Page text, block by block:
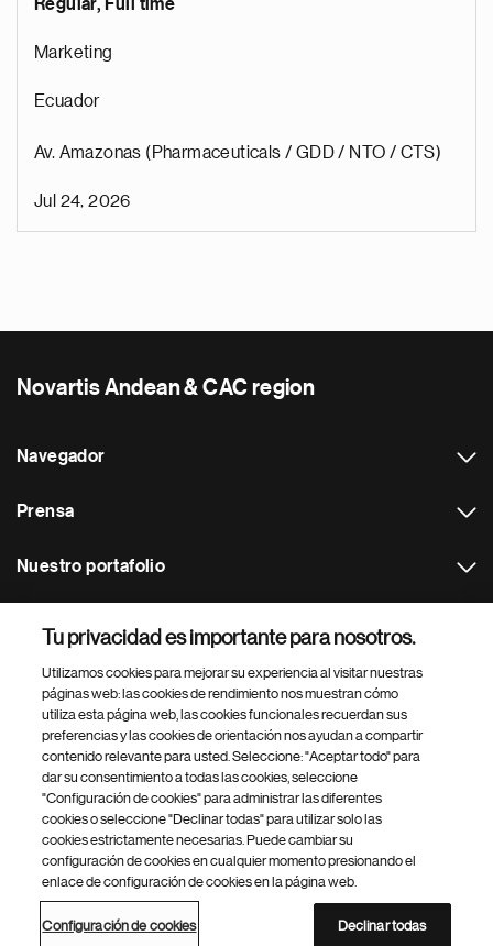
Regular, Full time
Marketing
Ecuador
Av. Amazonas (Pharmaceuticals / GDD / NTO / CTS)
Jul 24, 2026
Novartis Andean & CAC region
Navegador
Prensa
Nuestro portafolio
Footer Site Search
inferior
del
© 2026 Novartis AG
Política de privacidad Términos de uso
Accesibilidad
Configuración de cookies
Mapa del sitio
Tu privacidad es importante para nosotros.
Utilizamos cookies para mejorar su experiencia al visitar nuestras
páginas web: las cookies de rendimiento nos muestran cómo
utiliza esta página web, las cookies funcionales recuerdan sus
preferencias y las cookies de orientación nos ayudan a compartir
contenido relevante para usted. Seleccione: "Aceptar todo" para
dar su consentimiento a todas las cookies, seleccione
"Configuración de cookies" para administrar las diferentes
cookies o seleccione "Declinar todas" para utilizar solo las
cookies estrictamente necesarias. Puede cambiar su
configuración de cookies en cualquier momento presionando el
enlace de configuración de cookies en la página web.
Configuración de cookies Declinar todas